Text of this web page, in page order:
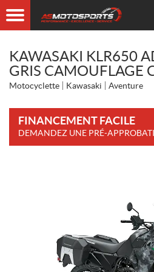
KAWASAKI KLR650
GRIS CAMOUFLAGE
Motocyclette Kawasaki Aventure
FINANCEMENT FACILE
DEMANDEZ UNE PRÉ-